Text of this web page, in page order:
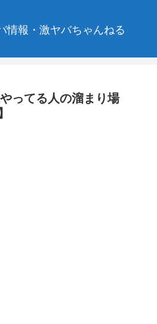
情報・激ヤバちゃんねる
ってる人の溜まり場